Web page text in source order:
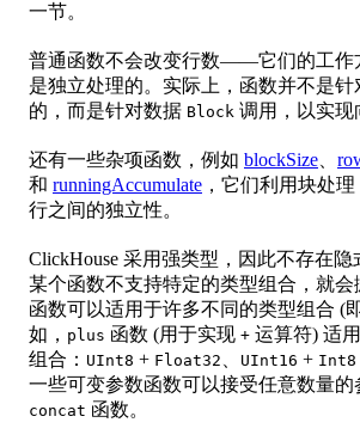
一节。
普通函数不会改变行数——它们的工作
是独立处理的。实际上，函数并不是针
的，而是针对数据 Block 调用，以实现
还有一些杂项函数，例如 blockSize
和 runningAccumulate ，它们利用块处
行之间的独立性。
ClickHouse 采用强类型，因此不存在
某个函数不支持特定的类型组合，就会
函数可以适用于许多不同的类型组合 (
如， plus 函数 (用于实现 + 运算符) 适
组合： UInt8 + Float32 UInt16 + Int8
一些可变参数函数可以接受任意数量的
concat 函数。